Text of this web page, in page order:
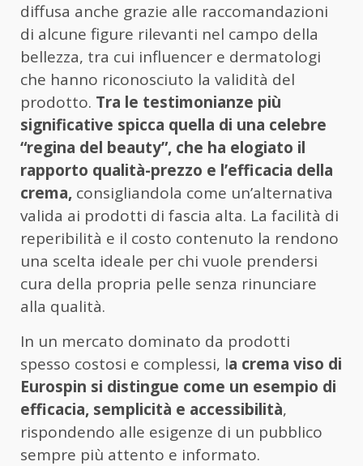
diffusa anche grazie alle raccomandazioni
di alcune figure rilevanti nel campo della
bellezza, tra cui influencer e dermatologi
che hanno riconosciuto la validità del
prodotto. Tra le testimonianze più
significative spicca quella di una celebre
“regina del beauty”, che ha elogiato il
rapporto qualità-prezzo e l’efficacia della
crema, consigliandola come un’alternativa
valida ai prodotti di fascia alta. La facilità di
reperibilità e il costo contenuto la rendono
una scelta ideale per chi vuole prendersi
cura della propria pelle senza rinunciare
alla qualità.
In un mercato dominato da prodotti
spesso costosi e complessi, la crema viso di
Eurospin si distingue come un esempio di
efficacia, semplicità e accessibilità,
rispondendo alle esigenze di un pubblico
sempre più attento e informato.